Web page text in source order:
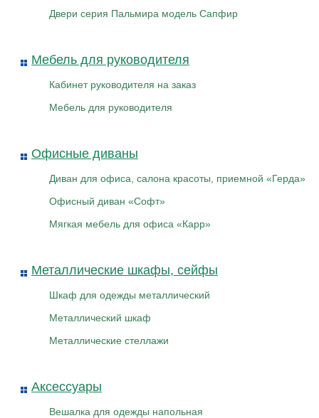
Двери серия Пальмира модель Сапфир
Мебель для руководителя
Кабинет руководителя на заказ
Мебель для руководителя
Офисные диваны
Диван для офиса, салона красоты, приемной «Герда»
Офисный диван «Софт»
Мягкая мебель для офиса «Карр»
Металлические шкафы, сейфы
Шкаф для одежды металлический
Металлический шкаф
Металлические стеллажи
Аксессуары
Вешалка для одежды напольная